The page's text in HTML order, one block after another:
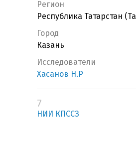
Регион
Республика Татарстан
Город
Казань
Исследователи
Хасанов Н.Р
7
НИИ КПССЗ